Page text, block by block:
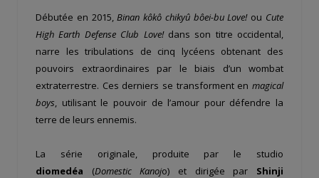
Débutée en 2015,Binan kôkô chikyû bôei-bu Love!ou Cute
High Earth Defense Club Love!dans son titre occidental,
narre les tribulations de cinq lycéens obtenant des
pouvoirs extraordinaires par le biais d’un wombat
extraterrestre. Ces derniers se transforment en magical
boys, utilisant le pouvoir de l’amour pour défendre la
terre de leurs ennemis.
La série originale, produite par le studio
diomedéa (Domestic Kanojo) et dirigée par Shinji